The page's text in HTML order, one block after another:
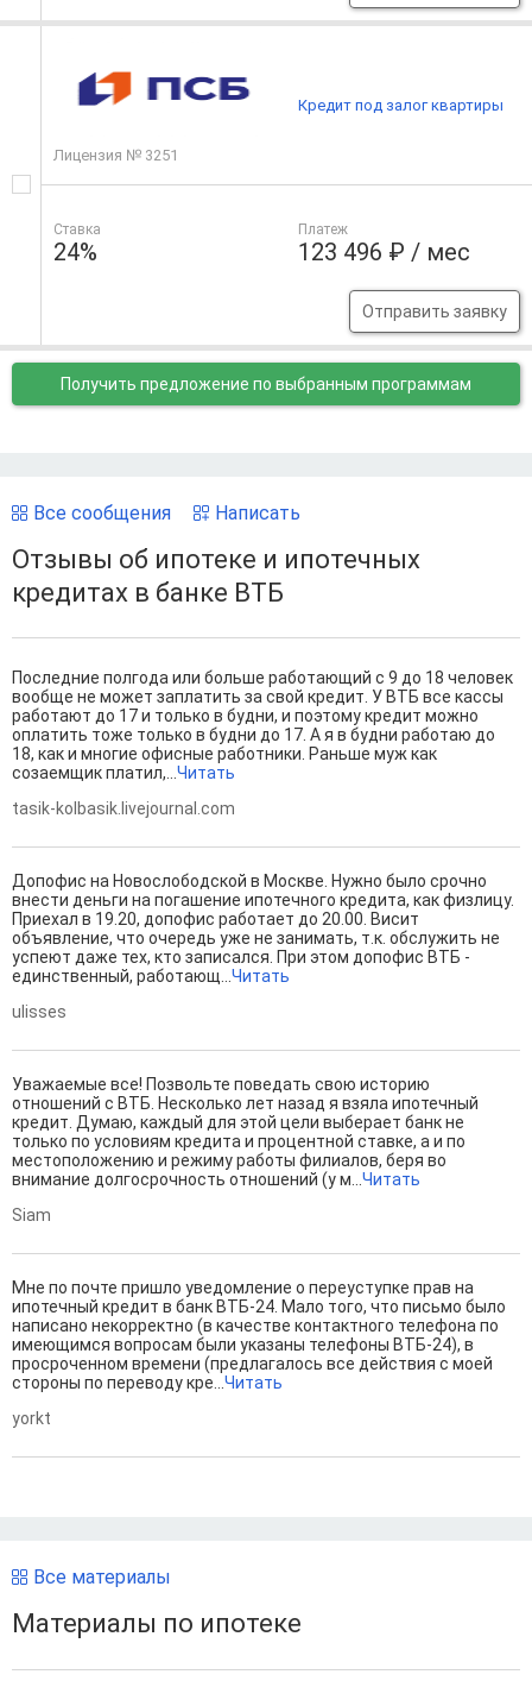
Лицензия № 3251
Ставка
24%
Платеж
123 496 ₽ / мес
Отправить заявку
Кредит под залог квартиры
Получить предложение по выбранным программам
Все сообщения Написать
Отзывы об ипотеке и ипотечных
кредитах в банке ВТБ
Последние полгода или больше работающий с 9 до 18 человек
вообще не может заплатить за свой кредит. У ВТБ все кассы
работают до 17 и только в будни, и поэтому кредит можно
оплатить тоже только в будни до 17. А я в будни работаю до
18, как и многие офисные работники. Раньше муж как
созаемщик платил,...Читать
tasik-kolbasik.livejournal.com
Допофис на Новослободской в Москве. Нужно было срочно
внести деньги на погашение ипотечного кредита, как физлицу.
Приехал в 19.20, допофис работает до 20.00. Висит
объявление, что очередь уже не занимать, т.к. обслужить не
успеют даже тех, кто записался. При этом допофис ВТБ -
единственный, работающ...Читать
ulisses
Уважаемые все! Позвольте поведать свою историю
отношений с ВТБ. Несколько лет назад я взяла ипотечный
кредит. Думаю, каждый для этой цели выберает банк не
только по условиям кредита и процентной ставке, а и по
местоположению и режиму работы филиалов, беря во
внимание долгосрочность отношений (у м...Читать
Siam
Мне по почте пришло уведомление о переуступке прав на
ипотечный кредит в банк ВТБ-24. Мало того, что письмо было
написано некорректно (в качестве контактного телефона по
имеющимся вопросам были указаны телефоны ВТБ-24), в
просроченном времени (предлагалось все действия с моей
стороны по переводу кре...Читать
yorkt
Все материалы
Материалы по ипотеке